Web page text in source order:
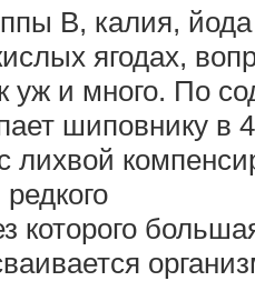
В, калия,
ягодах,
уж и много. По
шиповнику в
лихвой
которого